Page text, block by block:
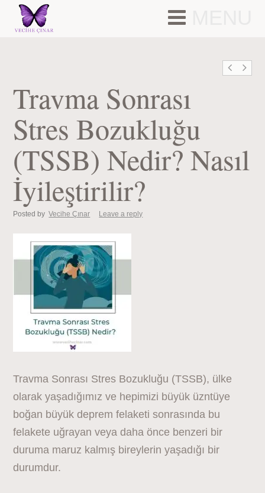
MENU
Travma Sonrası
Stres Bozukluğu
(TSSB) Nedir? Nasıl
İyileştirilir?
Posted by Vecihe Çınar Leave a reply
Travma Sonrası Stres Bozukluğu (TSSB), ülke
olarak yaşadığımız ve hepimizi büyük üzntüye
boğan büyük deprem felaketi sonrasında bu
felakete uğrayan veya daha önce benzeri bir
duruma maruz kalmış bireylerin yaşadığı bir
durumdur.